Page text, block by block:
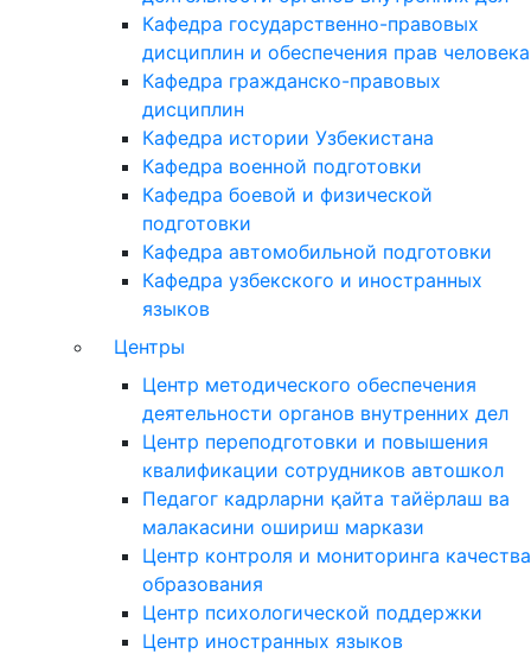
Кафедра государственно-правовых
дисциплин и обеспечения прав человека
Кафедра гражданско-правовых
дисциплин
Кафедра истории Узбекистана
Кафедра военной подготовки
Кафедра боевой и физической
подготовки
Кафедра автомобильной подготовки
Кафедра узбекского и иностранных
языков
Центры
Центр методического обеспечения
деятельности органов внутренних дел
Центр переподготовки и повышения
квалификации сотрудников автошкол
Педагог кадрларни қайта тайёрлаш ва
малакасини ошириш маркази
Центр контроля и мониторинга качества
образования
Центр психологической поддержки
Центр иностранных языков